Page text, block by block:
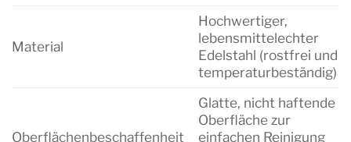
Material
Hochwertiger,
lebensmittelechter
Edelstahl (rostfrei und
temperaturbeständig)
Oberflächenbeschaffenheit
Glatte, nicht haftende
Oberfläche zur
einfachen Reinigung